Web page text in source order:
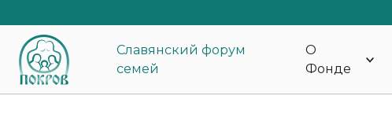
Славянский форум
семей
О
Фонде